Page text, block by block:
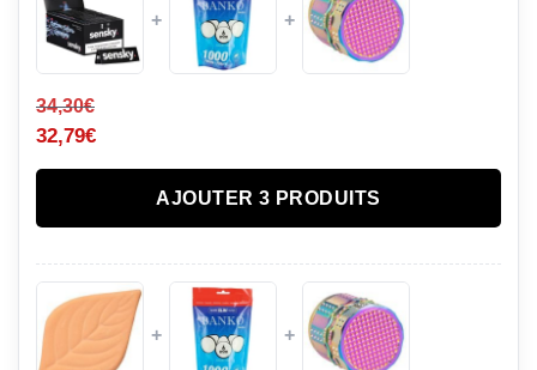
+ +
34,30€
32,79€
AJOUTER 3 PRODUITS
+ +